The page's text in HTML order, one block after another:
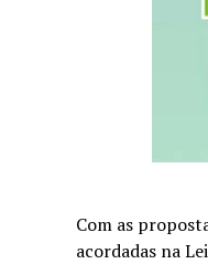
Com as
acordadas na